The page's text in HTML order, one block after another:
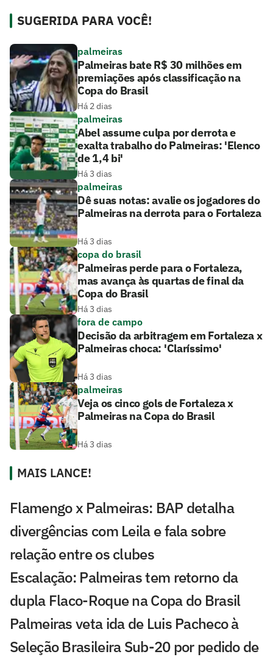
SUGERIDA PARA VOCÊ!
palmeiras
Palmeiras bate R$ 30 milhões em
premiações após classificação na
Copa do Brasil
Há 2 dias
palmeiras
Abel assume culpa por derrota e
exalta trabalho do Palmeiras: 'Elenco
de 1,4 bi'
Há 3 dias
palmeiras
Dê suas notas: avalie os jogadores do
Palmeiras na derrota para o Fortaleza
Há 3 dias
copa do brasil
Palmeiras perde para o Fortaleza,
mas avança às quartas de final da
Copa do Brasil
Há 3 dias
fora de campo
Decisão da arbitragem em Fortaleza x
Palmeiras choca: 'Claríssimo'
Há 3 dias
palmeiras
Veja os cinco gols de Fortaleza x
Palmeiras na Copa do Brasil
Há 3 dias
MAIS LANCE!
Flamengo x Palmeiras: BAP detalha
divergências com Leila e fala sobre
relação entre os clubes
Escalação: Palmeiras tem retorno da
dupla Flaco-Roque na Copa do Brasil
Palmeiras veta ida de Luis Pacheco à
Seleção Brasileira Sub-20 por pedido de